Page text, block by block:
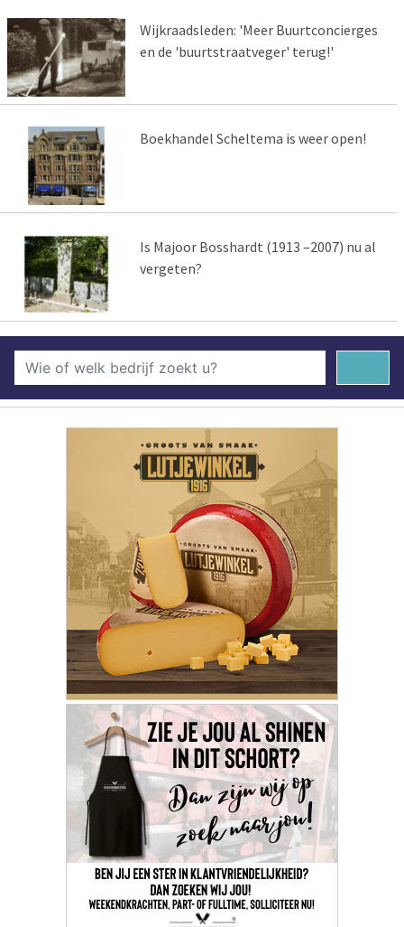
Wijkraadsleden: 'Meer Buurtconcierges
en de 'buurtstraatveger' terug!'
Boekhandel Scheltema is weer open!
Is Majoor Bosshardt (1913 –2007) nu al
vergeten?